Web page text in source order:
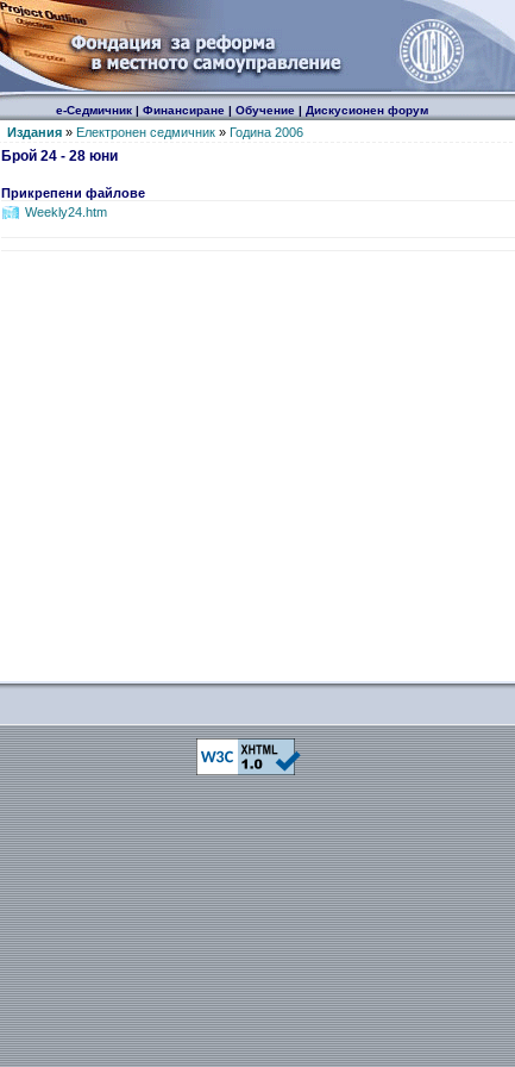
е-Седмичник| Финансиране| Обучение| Дискусионен форум
Издания» Електронен седмичник» Година 2006
Брой 24 - 28 юни
Прикрепени файлове
Weekly24.htm